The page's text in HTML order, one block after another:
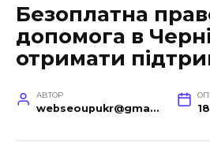
Безоплатна
допомога в
отримати
АВТОР
webseoupukr@gmail.com